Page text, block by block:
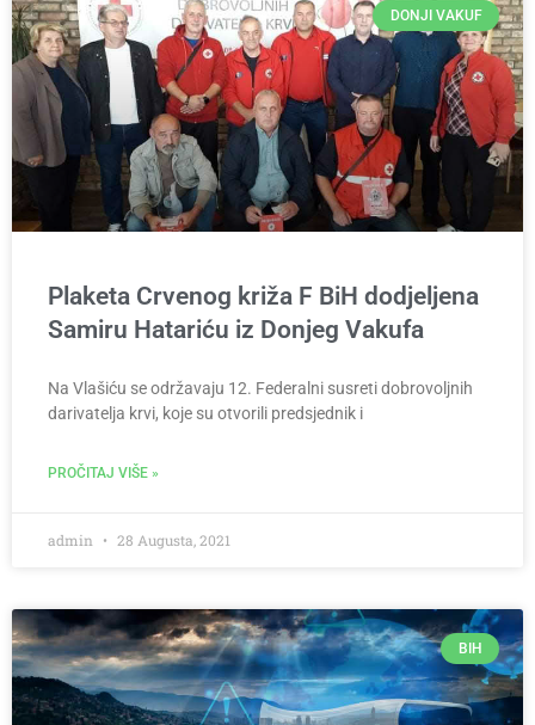
DONJI VAKUF
Plaketa Crvenog križa F BiH dodjeljena
Samiru Hatariću iz Donjeg Vakufa
Na Vlašiću se održavaju 12. Federalni susreti dobrovoljnih
darivatelja krvi, koje su otvorili predsjednik i
PROČITAJ VIŠE »
admin 28 Augusta, 2021
BIH